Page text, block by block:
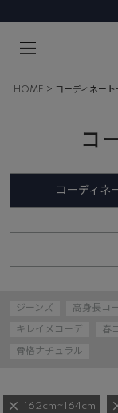
HOME コーディネート
コ
コーディネ
ジーンズ 高身長コ
キレイメコーデ 春
骨格ナチュラル
162cm~164cm